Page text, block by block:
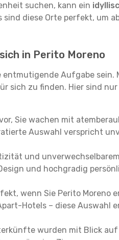
suchen, kann ein
diese Orte perfekt, um
in Perito Moreno
Aufgabe
zu finden. Hier sind
Sie wachen mit
Auswahl verspricht
und
und hochgradig
wenn Sie Perito Moreno
Hotels – diese Auswahl
wurden mit Blick